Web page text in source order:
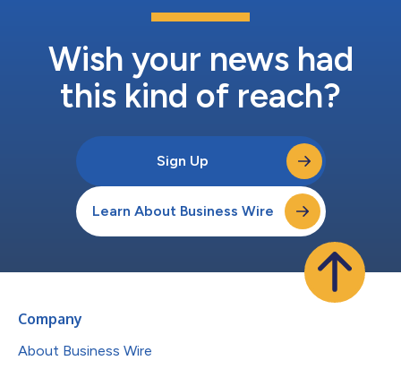
Wish your news had
this kind of reach?
Sign Up
Learn About Business Wire
Company
About Business Wire